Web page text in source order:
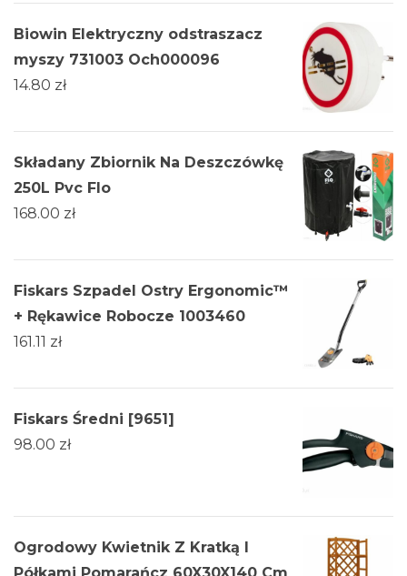
Biowin Elektryczny odstraszacz
myszy 731003 Och000096
14.80 zł
Składany Zbiornik Na Deszczówkę
250L Pvc Flo
168.00 zł
Fiskars Szpadel Ostry Ergonomic™
+ Rękawice Robocze 1003460
161.11 zł
Fiskars Średni [9651]
98.00 zł
Ogrodowy Kwietnik Z Kratką I